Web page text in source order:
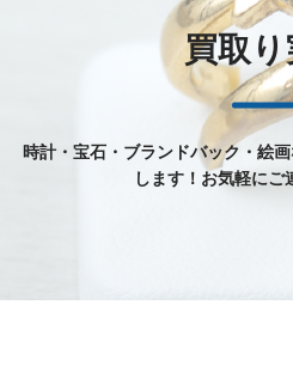
買取
時計・宝石・ブランドバック・絵
します！お気軽にご